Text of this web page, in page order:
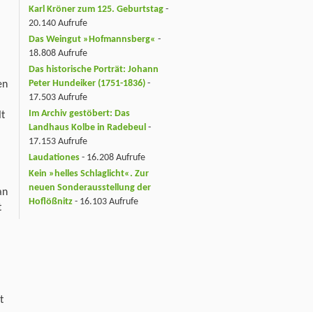
Karl Kröner zum 125. Geburtstag -
20.140 Aufrufe
Das Weingut »Hofmannsberg« -
18.808 Aufrufe
Das historische Porträt: Johann
Peter Hundeiker (1751-1836) -
17.503 Aufrufe
Im Archiv gestöbert: Das
Landhaus Kolbe in Radebeul -
17.153 Aufrufe
Laudationes - 16.208 Aufrufe
Kein »helles Schlaglicht«. Zur
neuen Sonderausstellung der
Hoflößnitz - 16.103 Aufrufe